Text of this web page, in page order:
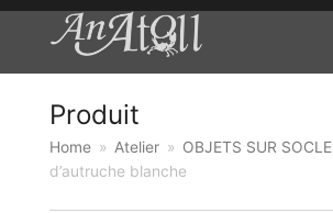
Produit
Home » Atelier » OBJETS SUR SOCLE
d’autruche blanche